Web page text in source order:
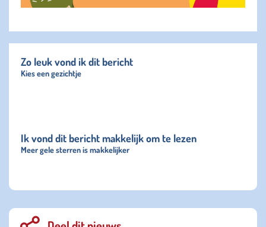
Zo leuk vond ik dit bericht
Kies een gezichtje
Ik vond dit bericht makkelijk om te lezen
Meer gele sterren is makkelijker